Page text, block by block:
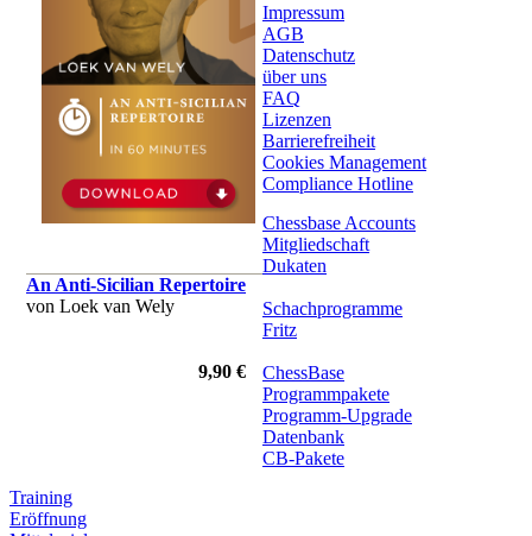
An Anti-Sicilian Repertoire
von Loek van Wely
9,90 €
Impressum
AGB
Datenschutz
über uns
FAQ
Lizenzen
Barrierefreiheit
Cookies Management
Compliance Hotline
Chessbase Accounts
Mitgliedschaft
Dukaten
Schachprogramme
Fritz
ChessBase
Programmpakete
Programm-Upgrade
Datenbank
CB-Pakete
Training
Eröffnung